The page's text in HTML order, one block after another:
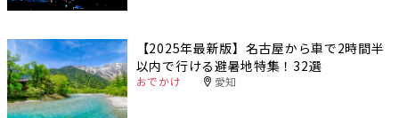
【2025年最新版】名古屋から車で2時間半
以内で行ける避暑地特集！32選
おでかけ 愛知